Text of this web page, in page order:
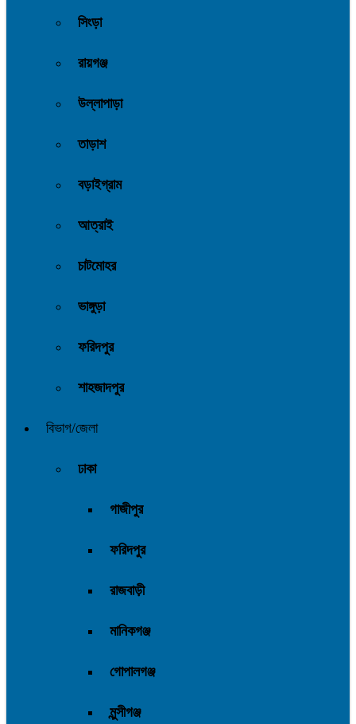
সিংড়া
রায়গঞ্জ
উল্লাপাড়া
তাড়াশ
বড়াইগ্রাম
আত্রাই
চাটমোহর
ভাঙ্গুড়া
ফরিদপুর
শাহজাদপুর
বিভাগ/জেলা
ঢাকা
গাজীপুর
ফরিদপুর
রাজবাড়ী
মানিকগঞ্জ
গোপালগঞ্জ
মুন্সীগঞ্জ